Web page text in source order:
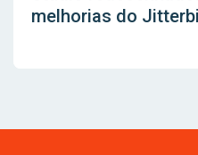
melhorias do